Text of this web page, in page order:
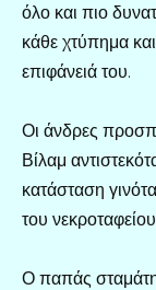
όλο και πιο
κάθε χτύπημα
επιφάνειά του.
Οι άνδρες
Βίλαμ
κατάσταση
του
Ο παπάς